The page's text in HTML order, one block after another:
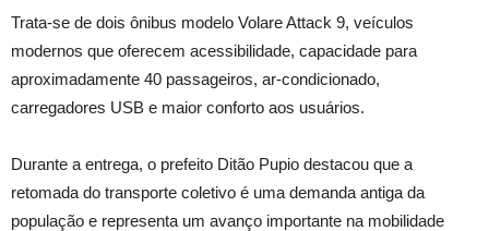
Trata-se de dois ônibus modelo Volare Attack 9, veículos
modernos que oferecem acessibilidade, capacidade para
aproximadamente 40 passageiros, ar-condicionado,
carregadores USB e maior conforto aos usuários.
Durante a entrega, o prefeito Ditão Pupio destacou que a
retomada do transporte coletivo é uma demanda antiga da
população e representa um avanço importante na mobilidade